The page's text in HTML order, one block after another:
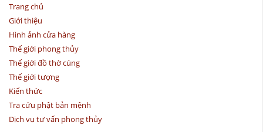
Trang chủ
Giới thiệu
Hình ảnh cửa hàng
Thế giới phong thủy
Thế giới đồ thờ cúng
Thế giới tượng
Kiến thức
Tra cứu phật bản mệnh
Dịch vụ tư vấn phong thủy